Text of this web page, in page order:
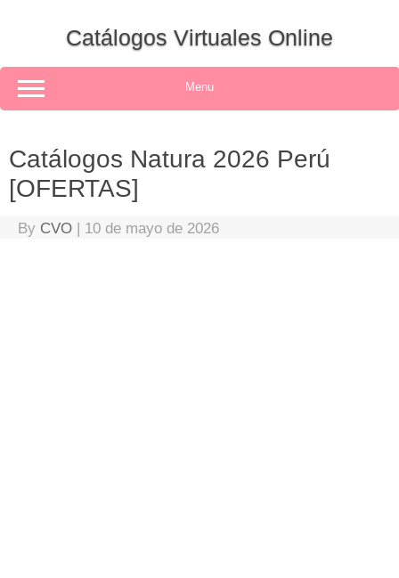
Catálogos Virtuales Online
Menu
Catálogos Natura 2026 Perú
[OFERTAS]
By CVO | 10 de mayo de 2026